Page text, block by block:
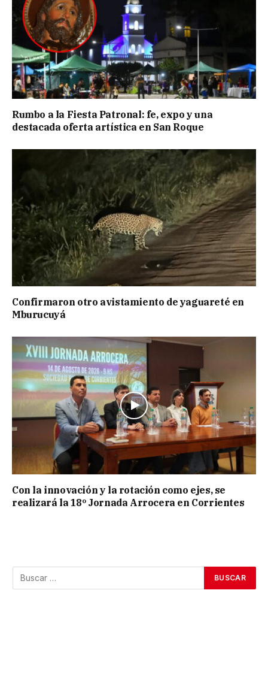
Rumbo a la Fiesta Patronal: fe, expo y una
destacada oferta artística en San Roque
Confirmaron otro avistamiento de yaguareté en
Mburucuyá
Con la innovación y la rotación como ejes, se
realizará la 18º Jornada Arrocera en Corrientes